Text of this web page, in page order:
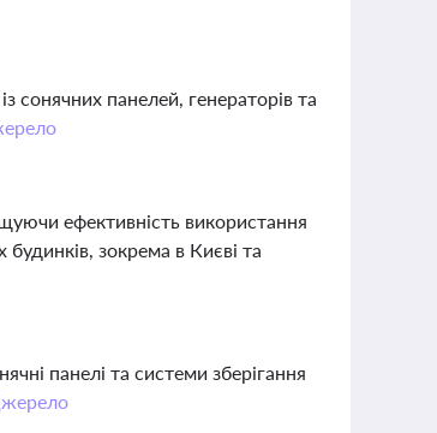
сонячних панелей, генераторів та
ефективність використання
зокрема в Києві та
панелі та системи зберігання